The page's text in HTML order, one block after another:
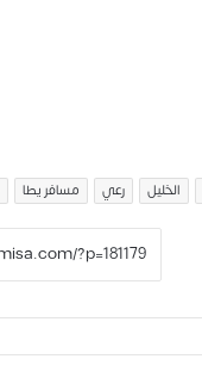
الخليل رعي مسافر يطا